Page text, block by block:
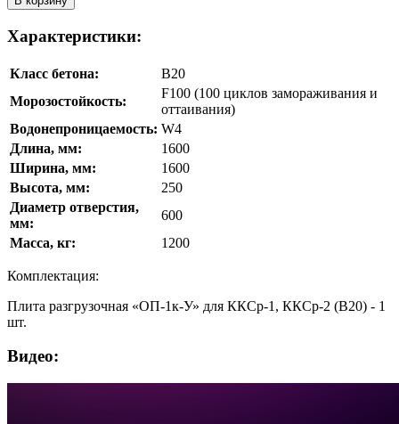
Характеристики:
Класс бетона:
В20
Морозостойкость:
F100 (100 циклов замораживания и
оттаивания)
Водонепроницаемость: W4
Длина, мм:
1600
Ширина, мм:
1600
Высота, мм:
250
Диаметр отверстия,
мм:
600
Масса, кг:
1200
Комплектация:
Плита разгрузочная «ОП-1к-У» для ККСр-1, ККСр-2 (В20) - 1
шт.
Видео: